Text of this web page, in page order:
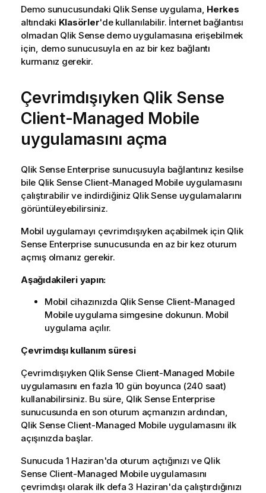
Demo sunucusundaki Qlik Senseuygulama, Herkes
altındaki Klasörler'de kullanılabilir. İnternet bağlantısı
olmadan Qlik Sensedemo uygulamasına erişebilmek
için, demo sunucusuyla en az bir kez bağlantı
kurmanız gerekir.
Çevrimdışıyken Qlik Sense
Client-Managed Mobile
uygulamasını açma
Qlik Sense Enterprisesunucusuyla bağlantınız kesilse
bile Qlik Sense Client-Managed Mobileuygulamasını
çalıştırabilir ve indirdiğiniz Qlik Senseuygulamalarını
görüntüleyebilirsiniz.
Mobil uygulamayı çevrimdışıyken açabilmek için Qlik
Sense Enterprise sunucusunda en az bir kez oturum
açmış olmanız gerekir.
Aşağıdakileri yapın:
Mobil cihazınızda Qlik Sense Client-Managed
Mobileuygulama simgesine dokunun. Mobil
uygulama açılır.
Çevrimdışı kullanım süresi
Çevrimdışıyken Qlik Sense Client-Managed Mobile
uygulamasını en fazla 10 gün boyunca (240 saat)
kullanabilirsiniz. Bu süre, Qlik Sense Enterprise
sunucusunda en son oturum açmanızın ardından,
Qlik Sense Client-Managed Mobile uygulamasını ilk
açışınızda başlar.
Sunucuda 1 Haziran'da oturum açtığınızı ve Qlik
Sense Client-Managed Mobileuygulamasını
çevrimdışı olarak ilk defa 3 Haziran'da çalıştırdığınızı